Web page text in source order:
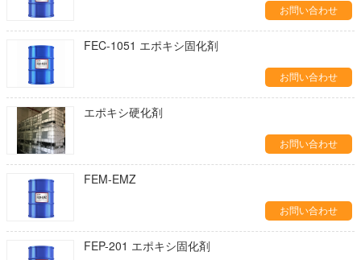
お問い合わせ
FEC-1051 エポキシ固化剤
お問い合わせ
エポキシ硬化剤
お問い合わせ
FEM-EMZ
お問い合わせ
FEP-201 エポキシ固化剤